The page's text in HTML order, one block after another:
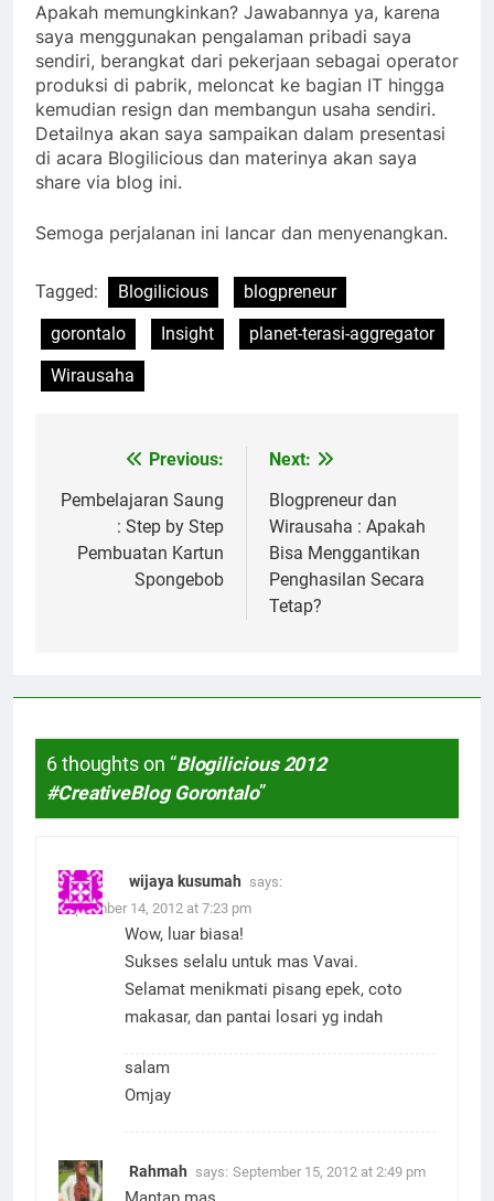
Apakah memungkinkan? Jawabannya ya, karena
saya menggunakan pengalaman pribadi saya
sendiri, berangkat dari pekerjaan sebagai operator
produksi di pabrik, meloncat ke bagian IT hingga
kemudian resign dan membangun usaha sendiri.
Detailnya akan saya sampaikan dalam presentasi
di acara Blogilicious dan materinya akan saya
share via blog ini.
Semoga perjalanan ini lancar dan menyenangkan.
Tagged: Blogilicious
blogpreneur
gorontalo
Insight
planet-terasi-aggregator
Wirausaha
navigation
Previous:
Pembelajaran Saung
: Step by Step
Pembuatan Kartun
Spongebob
Next:
Blogpreneur dan
Wirausaha : Apakah
Bisa Menggantikan
Penghasilan Secara
Tetap?
6 thoughts on “Blogilicious 2012
#CreativeBlog Gorontalo”
wijaya kusumah says:
September 14, 2012 at 7:23 pm
Wow, luar biasa!
Sukses selalu untuk mas Vavai.
Selamat menikmati pisang epek, coto
makasar, dan pantai losari yg indah
salam
Omjay
Rahmah says: September 15, 2012 at 2:49 pm